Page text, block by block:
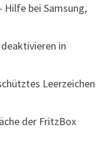
bei Samsung,
in
Leerzeichen
der FritzBox